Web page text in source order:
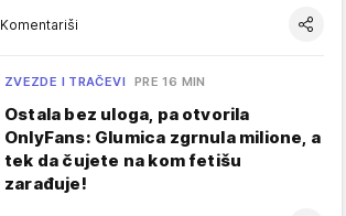
Komentariši
ZVEZDE I TRAČEVI PRE 16 MIN
Ostala bez uloga, pa otvorila
OnlyFans: Glumica zgrnula milione, a
tek da čujete na kom fetišu
zarađuje!